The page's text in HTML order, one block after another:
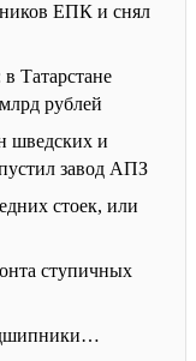
ЕПК и снял
Татарстане
рублей
шведских и
завод АПЗ
стоек, или
ступичных